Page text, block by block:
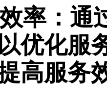
率：通
优化服
高服务